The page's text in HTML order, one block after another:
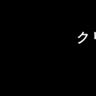
ク